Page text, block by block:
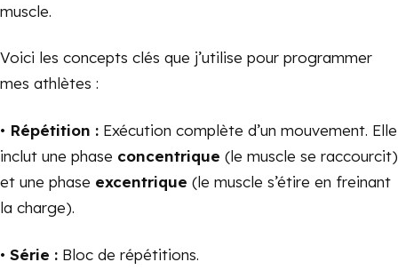
muscle.
Voici les concepts clés que j’utilise pour programmer
mes athlètes :
• Répétition : Exécution complète d’un mouvement. Elle
inclut une phase concentrique (le muscle se raccourcit)
et une phase excentrique (le muscle s’étire en freinant
la charge).
• Série : Bloc de répétitions.